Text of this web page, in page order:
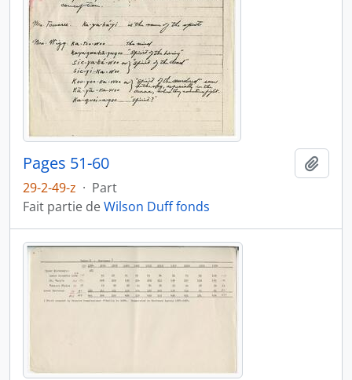
Pages 51-60
29-2-49-z · Part
Fait partie deWilson Duff fonds